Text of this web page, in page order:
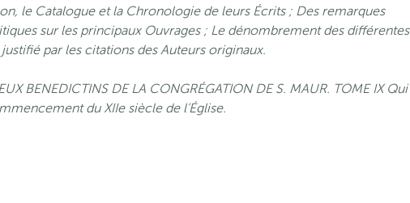
le Catalogue et la Chronologie de leurs Écrits ; Des remarques
sur les principaux Ouvrages ; Le dénombrement des différentes
par les citations des Auteurs originaux.
BENEDICTINS DE LA CONGRÉGATION DE S. MAUR. TOME IX Qui
du XIIe siècle de l’Église.